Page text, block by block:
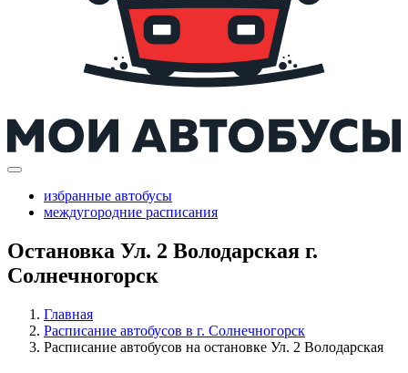
избранные автобусы
междугородние расписания
Остановка Ул. 2 Володарская г.
Солнечногорск
Главная
Расписание автобусов в г. Солнечногорск
Расписание автобусов на остановке Ул. 2 Володарская